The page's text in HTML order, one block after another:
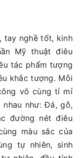
tay nghề tốt, kinh
Mỹ thuật điêu
tác phẩm tượng
khắc tượng. Mỗi
vô cùng tỉ mỉ
như: Đá, gỗ,
đường nét điêu
màu sắc của
tự nhiên, sinh